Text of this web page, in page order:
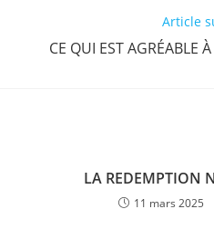
Article
CE QUI EST AGRÉABLE
LA REDEMPTION
11 mars 2025